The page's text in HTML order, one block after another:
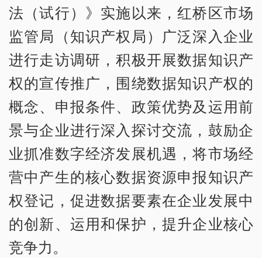
法（试行）》实施以来，红桥区市场
监管局（知识产权局）广泛深入企业
进行走访调研，积极开展数据知识产
权的宣传推广，围绕数据知识产权的
概念、申报条件、政策优势及运用前
景与企业进行深入探讨交流，鼓励企
业抓准数字经济发展机遇，将市场经
营中产生的核心数据资源申报知识产
权登记，促进数据要素在企业发展中
的创新、运用和保护，提升企业核心
竞争力。